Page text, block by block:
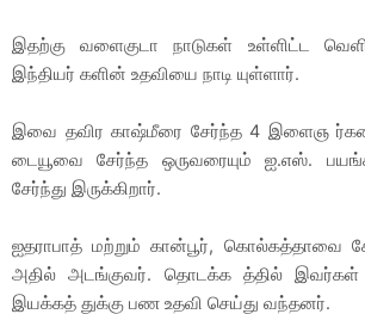
இதற்கு வளைகுடா நாடுகள் உள்ளிட்ட
இந்தியர் களின் உதவியை நாடி யுள்ளார்.
இவை தவிர காஷ்மீரை சேர்ந்த 4 இளைஞ
டையூவை சேர்ந்த ஒருவரையும் ஐ.எஸ்.
சேர்ந்து இருக்கிறார்.
ஐதராபாத் மற்றும் கான்பூர், கொல்கத்தாவை
அதில் அடங்குவர். தொடக்க த்தில்
இயக்கத் துக்கு பண உதவி செய்து வந்தனர்.